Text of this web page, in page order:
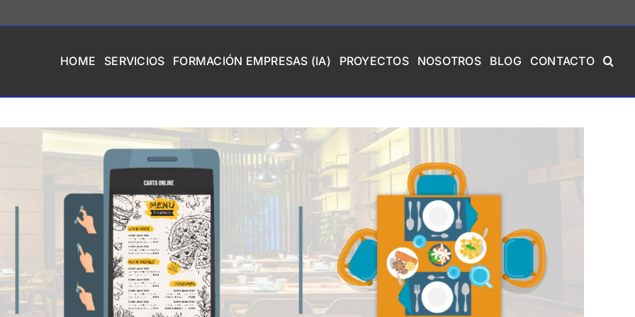
HOME SERVICIOS FORMACIÓN EMPRESAS (IA) PROYECTOS NOSOTROS BLOG CONTACTO